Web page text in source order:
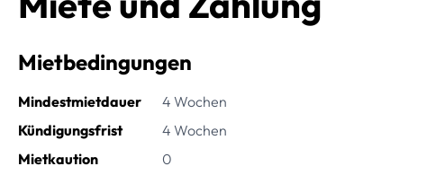
Mietbedingungen
Mindestmietdauer
4 Wochen
Kündigungsfrist
4 Wochen
Mietkaution
0